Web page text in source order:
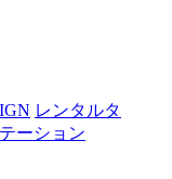
レンタルタ
ーション